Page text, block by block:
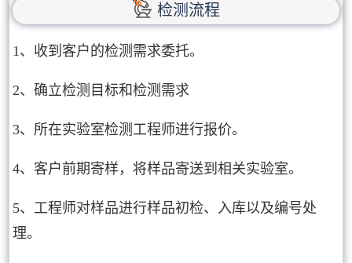
检测流程
1、收到客户的检测需求委托。
2、确立检测目标和检测需求
3、所在实验室检测工程师进行报价。
4、客户前期寄样，将样品寄送到相关实验室。
5、工程师对样品进行样品初检、入库以及编号处
理。